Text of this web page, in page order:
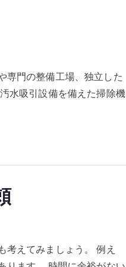
専門の整備工場、独立した
水吸引設備を備えた掃除機
考えてみましょう。 例え